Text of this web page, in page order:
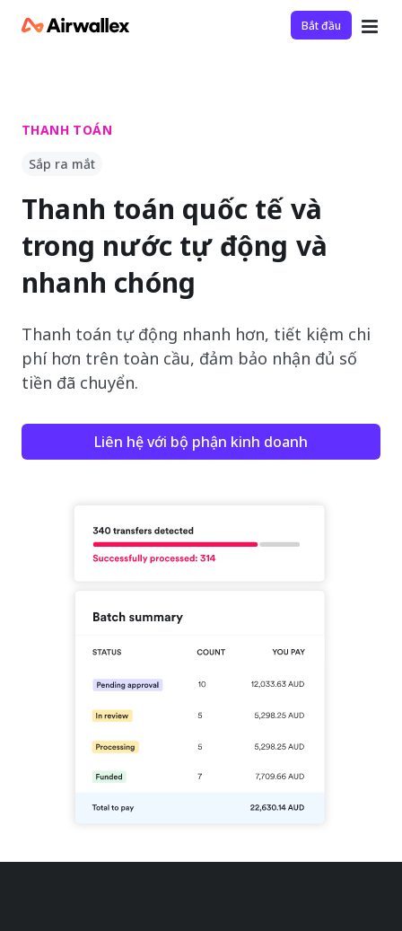
Bắt đầu
THANH TOÁN
Sắp ra mắt
Thanh toán quốc tế và
trong nước tự động và
nhanh chóng
Thanh toán tự động nhanh hơn, tiết kiệm chi
phí hơn trên toàn cầu, đảm bảo nhận đủ số
tiền đã chuyển.
Liên hệ với bộ phận kinh doanh